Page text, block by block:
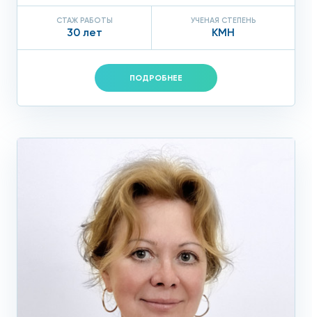
СТАЖ РАБОТЫ
30 лет
УЧЕНАЯ СТЕПЕНЬ
КМН
ПОДРОБНЕЕ